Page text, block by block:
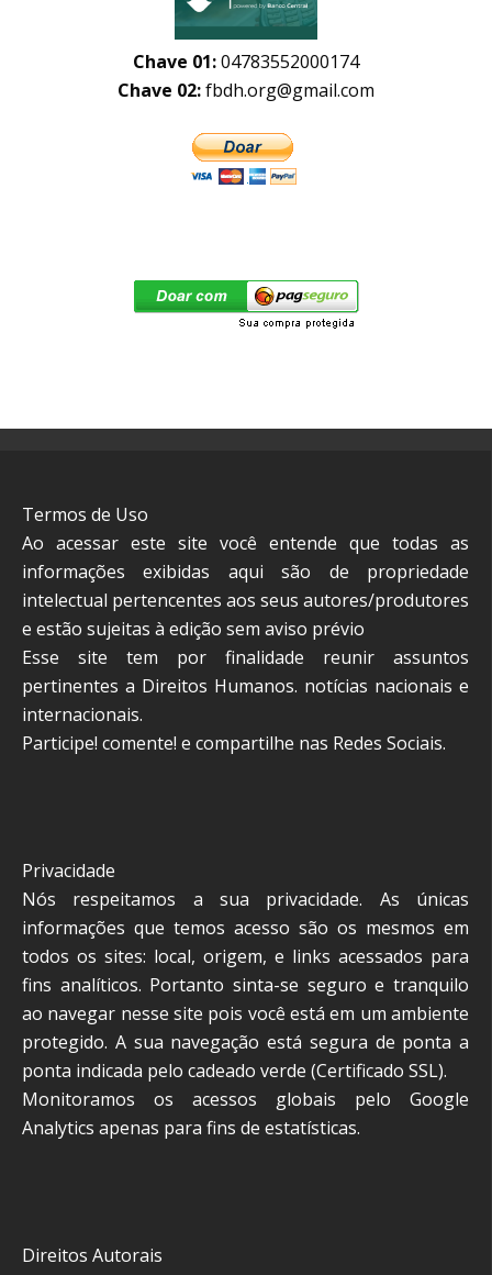
Chave 01:04783552000174
Chave 02:fbdh.org@gmail.com
Termos de Uso
Ao acessar este site você entende que todas as
informações exibidas aqui são de propriedade
intelectual pertencentes aos seus autores/produtores
e estão sujeitas à edição sem aviso prévio
Esse site tem por finalidade reunir assuntos
pertinentes a Direitos Humanos. notícias nacionais e
internacionais.
Participe! comente! e compartilhe nas Redes Sociais.
Privacidade
Nós respeitamos a sua privacidade. As únicas
informações que temos acesso são os mesmos em
todos os sites: local, origem, e links acessados para
fins analíticos. Portanto sinta-se seguro e tranquilo
ao navegar nesse site pois você está em um ambiente
protegido. A sua navegação está segura de ponta a
ponta indicada pelo cadeado verde (Certificado SSL).
Monitoramos os acessos globais pelo Google
Analytics apenas para fins de estatísticas.
Direitos Autorais